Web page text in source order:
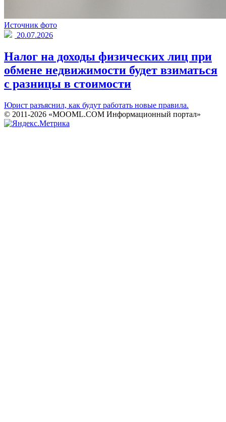
Источник фото
20.07.2026
Налог на доходы физических лиц при
обмене недвижимости будет взиматься
с разницы в стоимости
Юрист разъяснил, как будут работать новые правила.
© 2011-2026 «MOOML.COM Информационный портал»